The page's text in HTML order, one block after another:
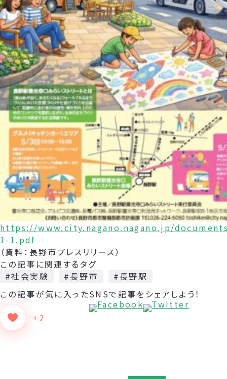
https://www.city.nagano.nagano.jp/
1-1.pdf
（資料：長野市プレスリリース）
この記事に関連するタグ
#社会実験
#長野市
#長野駅
この記事が気に入った
+2
SNSで記事をシェアしよう！